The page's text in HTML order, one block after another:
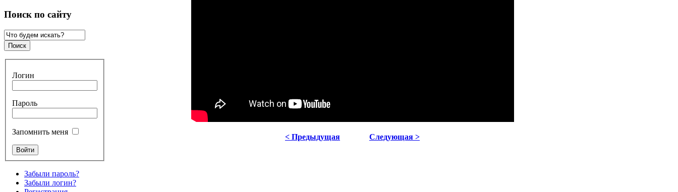
Поиск по сайту
Логин
Пароль
Запомнить меня
Забыли пароль?
Забыли логин?
< Предыдущая Следующая >